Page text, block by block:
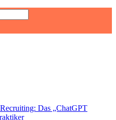
Das „ChatGPT